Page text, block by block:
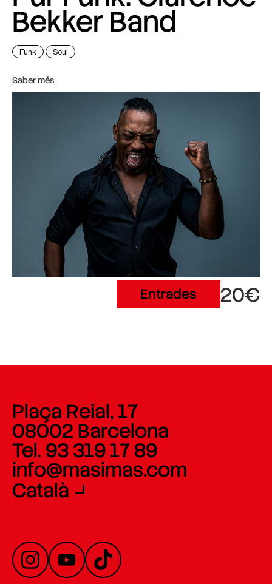
Bekker Band
Funk Soul
Saber més
Entrades 20€
Plaça Reial, 17
08002 Barcelona
Tel. 93 319 17 89
info@masimas.com
Català